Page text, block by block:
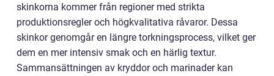
skinkorna kommer från regioner med strikta
produktionsregler och högkvalitativa råvaror. Dessa
skinkor genomgår en längre torkningsprocess, vilket ger
dem en mer intensiv smak och en härlig textur.
Sammansättningen av kryddor och marinader kan